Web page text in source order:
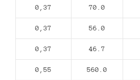
0,37 70.0
0,37 56.0
0,37 46.7
0,55 560.0